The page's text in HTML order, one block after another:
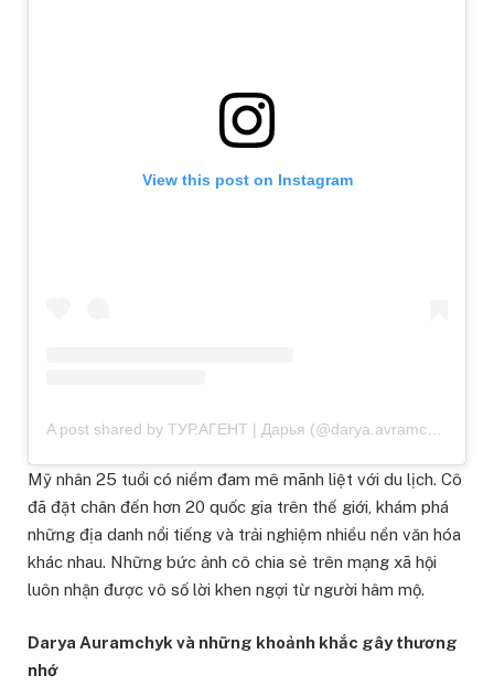
View this post on Instagram
Mỹ nhân 25 tuổi có niềm đam mê mãnh liệt với du lịch. Cô
đã đặt chân đến hơn 20 quốc gia trên thế giới, khám phá
những địa danh nổi tiếng và trải nghiệm nhiều nền văn hóa
khác nhau. Những bức ảnh cô chia sẻ trên mạng xã hội
luôn nhận được vô số lời khen ngợi từ người hâm mộ.
Darya Auramchyk và những khoảnh khắc gây thương
nhớ